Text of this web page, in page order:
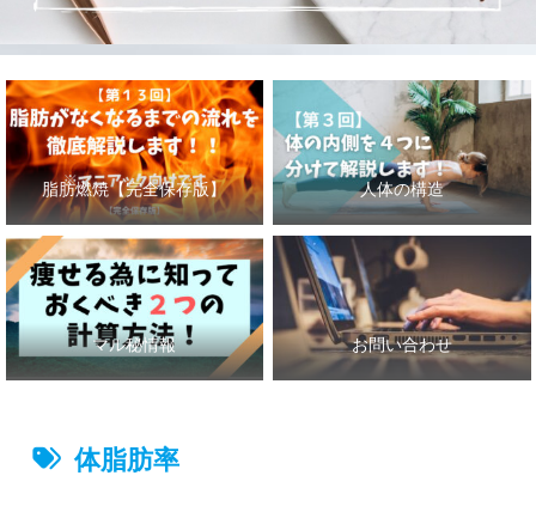
脂肪燃焼【完全保存版】 人体の構造
マル秘情報 お問い合わせ
体脂肪率